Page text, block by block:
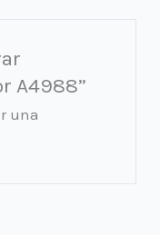
A4988”
una